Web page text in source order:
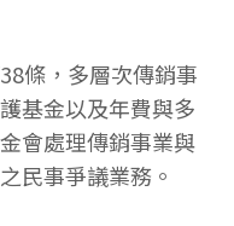
條，多層次傳銷事
基金以及年費與多
會處理傳銷事業與
民事爭議業務。